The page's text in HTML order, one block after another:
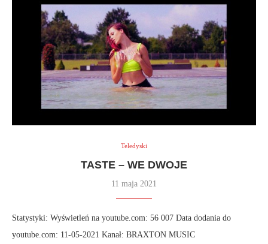
Teledyski
TASTE – WE DWOJE
11 maja 2021
Statystyki: Wyświetleń na youtube.com: 56 007 Data dodania do
youtube.com: 11-05-2021 Kanał: BRAXTON MUSIC